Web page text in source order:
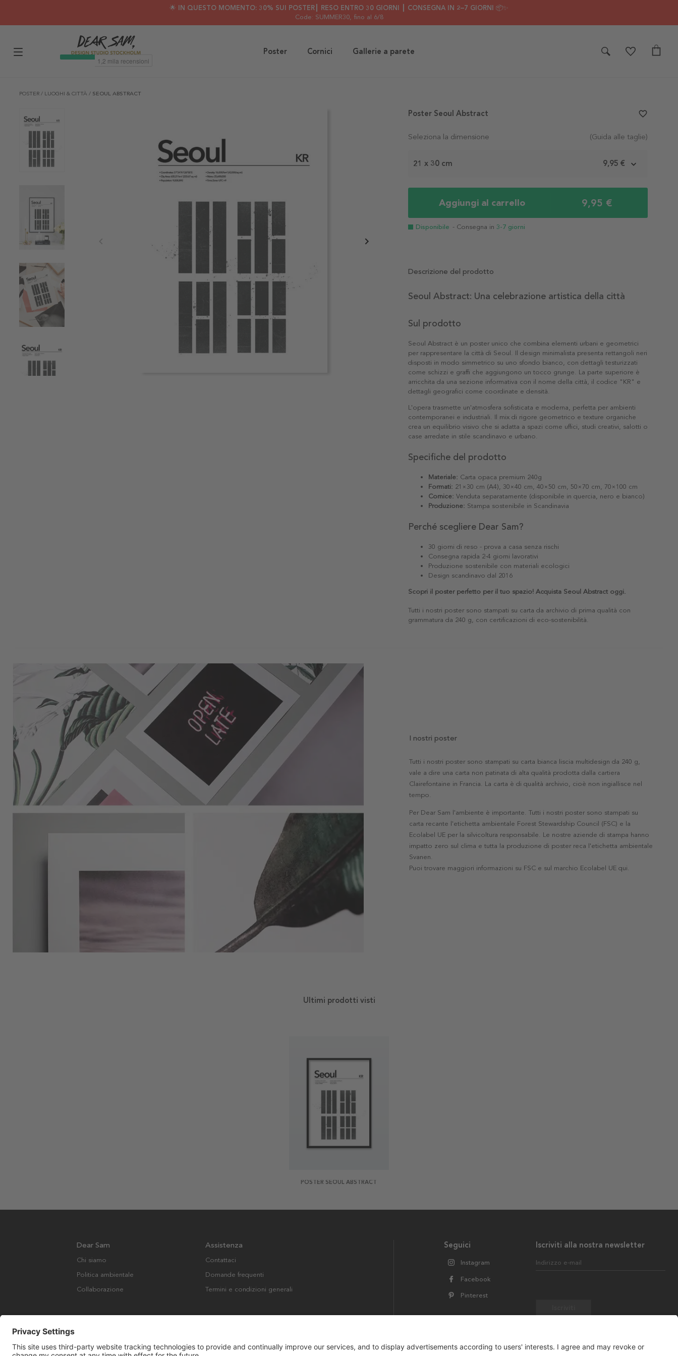
🌟 IN QUESTO MOMENTO: 30% SUI POSTER┃ RESO ENTRO 30 GIORNI ┃ CONSEGNA IN 2–7 GIORNI 📦✨
Code: SUMMER30, fino al 6/8
Poster Cornici Gallerie a parete
POSTER / LUOGHI & CITTÀ / SEOUL ABSTRACT
Seleziona la dimensione (Guida alle taglie)
21 x 30 cm 9,95 €
Aggiungi al carrello 9,95 €
Disponibile - Consegna in 3-7 giorni
Poster Seoul Abstract favorite_border
Descrizione del prodotto
Seoul Abstract: Una celebrazione artistica della città
Sul prodotto
Seoul Abstract è un poster unico che combina elementi urbani e geometrici
per rappresentare la città di Seoul. Il design minimalista presenta rettangoli neri
disposti in modo simmetrico su uno sfondo bianco, con dettagli testurizzati
come schizzi e graffi che aggiungono un tocco grunge. La parte superiore è
arricchita da una sezione informativa con il nome della città, il codice "KR" e
dettagli geografici come coordinate e densità.
L'opera trasmette un'atmosfera sofisticata e moderna, perfetta per ambienti
contemporanei e industriali. Il mix di rigore geometrico e texture organiche
crea un equilibrio visivo che si adatta a spazi come uffici, studi creativi, salotti o
case arredate in stile scandinavo e urbano.
Specifiche del prodotto
Materiale: Carta opaca premium 240g
Formati: 21×30 cm (A4), 30×40 cm, 40×50 cm, 50×70 cm, 70×100 cm
Cornice: Venduta separatamente (disponibile in quercia, nero e bianco)
Produzione: Stampa sostenibile in Scandinavia
Perché scegliere Dear Sam?
30 giorni di reso - prova a casa senza rischi
Consegna rapida 2-4 giorni lavorativi
Produzione sostenibile con materiali ecologici
Design scandinavo dal 2016
Scopri il poster perfetto per il tuo spazio! Acquista Seoul Abstract oggi.
Tutti i nostri poster sono stampati su carta da archivio di prima qualità con
grammatura da 240 g, con certificazioni di eco-sostenibilità.
I nostri poster
Tutti i nostri poster sono stampati su carta bianca liscia multidesign da 240 g,
vale a dire una carta non patinata di alta qualità prodotta dalla cartiera
Clairefontaine in Francia. La carta è di qualità archivio, cioè non ingiallisce nel
tempo.
Per Dear Sam l'ambiente è importante. Tutti i nostri poster sono stampati su
carta recante l'etichetta ambientale Forest Stewardship Council (FSC) e la
Ecolabel UE per la silvicoltura responsabile. Le nostre aziende di stampa hanno
impatto zero sul clima e tutta la produzione di poster reca l'etichetta ambientale
Svanen.
Puoi trovare maggiori informazioni su FSC e sul marchio Ecolabel UE qui.
Ultimi prodotti visti
POSTER SEOUL ABSTRACT
Iscriviti alla nostra newsletter
Indirizzo e-mail
Seguici
Instagram
Facebook
Pinterest
Dear Sam
Chi siamo
Politica ambientale
Collaborazione
Assistenza
Contattaci
Domande frequenti
Termini e condizioni generali